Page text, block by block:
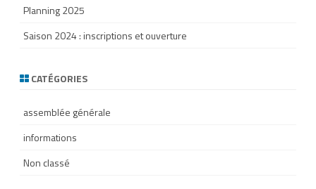
Planning 2025
Saison 2024 : inscriptions et ouverture
CATÉGORIES
assemblée générale
informations
Non classé